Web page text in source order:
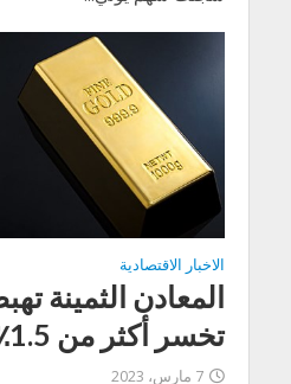
الاخبار الاقتصادية
المعادن الثمينة
تخسر أكثر من 1.5٪
7 مارس، 2023